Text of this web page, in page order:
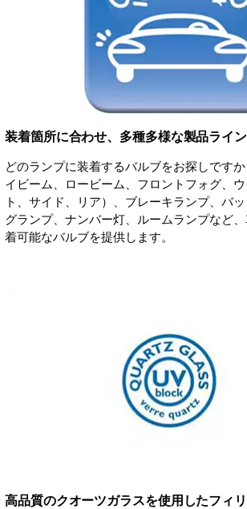
装着箇所に合わせ、多種多様な製品ライ
どのランプに装着するバルブをお探しです
イビーム、ロービーム、フロントフォグ、
ト、サイド、リア）、ブレーキランプ、バ
グランプ、ナンバー灯、ルームランプなど
着可能なバルブを提供します。
高品質のクオーツガラスを使用したフィ